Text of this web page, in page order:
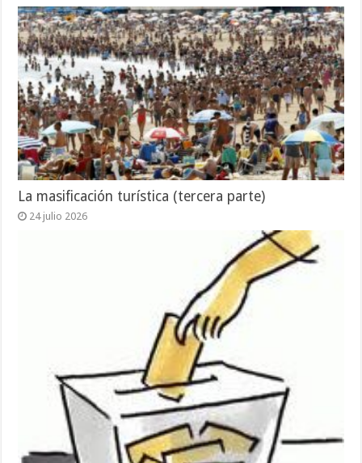
La masificación turística (tercera parte)
24 julio 2026